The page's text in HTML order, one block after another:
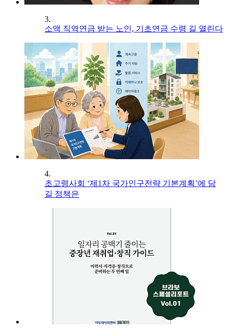
3.
소액 직역연금 받는 노인, 기초연금 수령 길 열린다
4.
초고령사회 ‘제1차 국가인구전략 기본계획’에 담
길 정책은